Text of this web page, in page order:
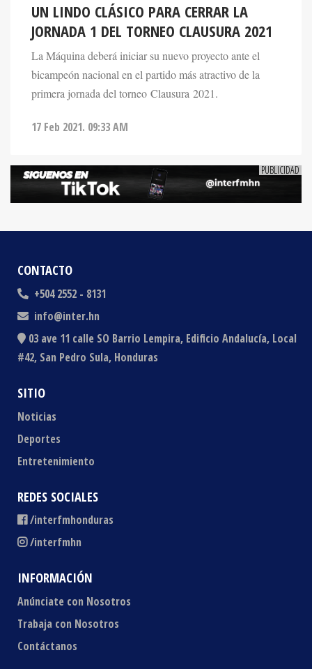
UN LINDO CLÁSICO PARA CERRAR LA
JORNADA 1 DEL TORNEO CLAUSURA 2021
La Máquina deberá iniciar su nuevo proyecto ante el
bicampeón nacional en el partido más atractivo de la
primera jornada del torneo Clausura 2021.
17 Feb 2021. 09:33 AM
CONTACTO
+504 2552 - 8131
info@inter.hn
03 ave 11 calle SO Barrio Lempira, Edificio Andalucía, Local
#42, San Pedro Sula, Honduras
SITIO
Noticias
Deportes
Entretenimiento
REDES SOCIALES
/interfmhonduras
/interfmhn
INFORMACIÓN
Anúnciate con Nosotros
Trabaja con Nosotros
Contáctanos